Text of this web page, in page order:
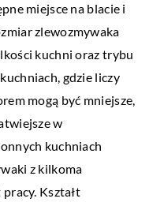
miejsce na blacie i
zlewozmywaka
kuchni oraz trybu
gdzie liczy
mogą być mniejsze,
w
kuchniach
z kilkoma
Kształt